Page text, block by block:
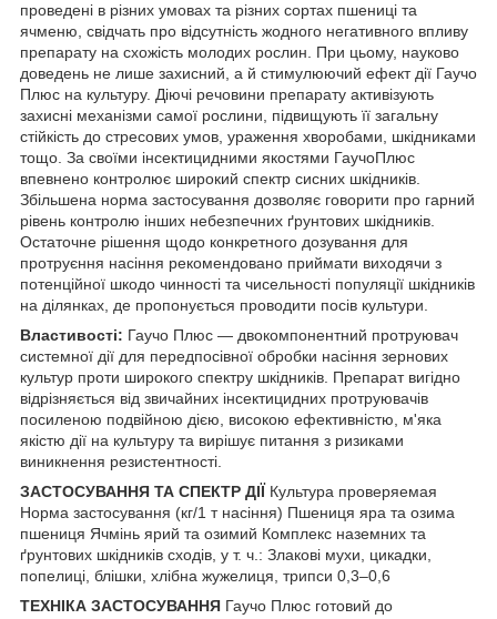
проведені в різних умовах та різних сортах пшениці та
ячменю, свідчать про відсутність жодного негативного впливу
препарату на схожість молодих рослин. При цьому, науково
доведень не лише захисний, а й стимулюючий ефект дії Гаучо
Плюс на культуру. Діючі речовини препарату активізують
захисні механізми самої рослини, підвищують її загальну
стійкість до стресових умов, ураження хворобами, шкідниками
тощо. За своїми інсектицидними якостями ГаучоПлюс
впевнено контролює широкий спектр сисних шкідників.
Збільшена норма застосування дозволяє говорити про гарний
рівень контролю інших небезпечних ґрунтових шкідників.
Остаточне рішення щодо конкретного дозування для
протруєння насіння рекомендовано приймати виходячи з
потенційної шкодо чинності та чисельності популяції шкідників
на ділянках, де пропонується проводити посів культури.
Властивості: Гаучо Плюс — двокомпонентний протруювач
системної дії для передпосівної обробки насіння зернових
культур проти широкого спектру шкідників. Препарат вигідно
відрізняється від звичайних інсектицидних протруювачів
посиленою подвійною дією, високою ефективністю, м'яка
якістю дії на культуру та вирішує питання з ризиками
виникнення резистентності.
ЗАСТОСУВАННЯ ТА СПЕКТР ДІЇ Культура проверяемая
Норма застосування (кг/1 т насіння) Пшениця яра та озима
пшениця Ячмінь ярий та озимий Комплекс наземних та
ґрунтових шкідників сходів, у т. ч.: Злакові мухи, цикадки,
попелиці, блішки, хлібна жужелиця, трипси 0,3–0,6
ТЕХНІКА ЗАСТОСУВАННЯ Гаучо Плюс готовий до